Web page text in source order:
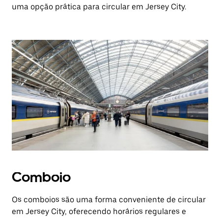
uma opção prática para circular em Jersey City.
Comboio
Os comboios são uma forma conveniente de circular
em Jersey City, oferecendo horários regulares e